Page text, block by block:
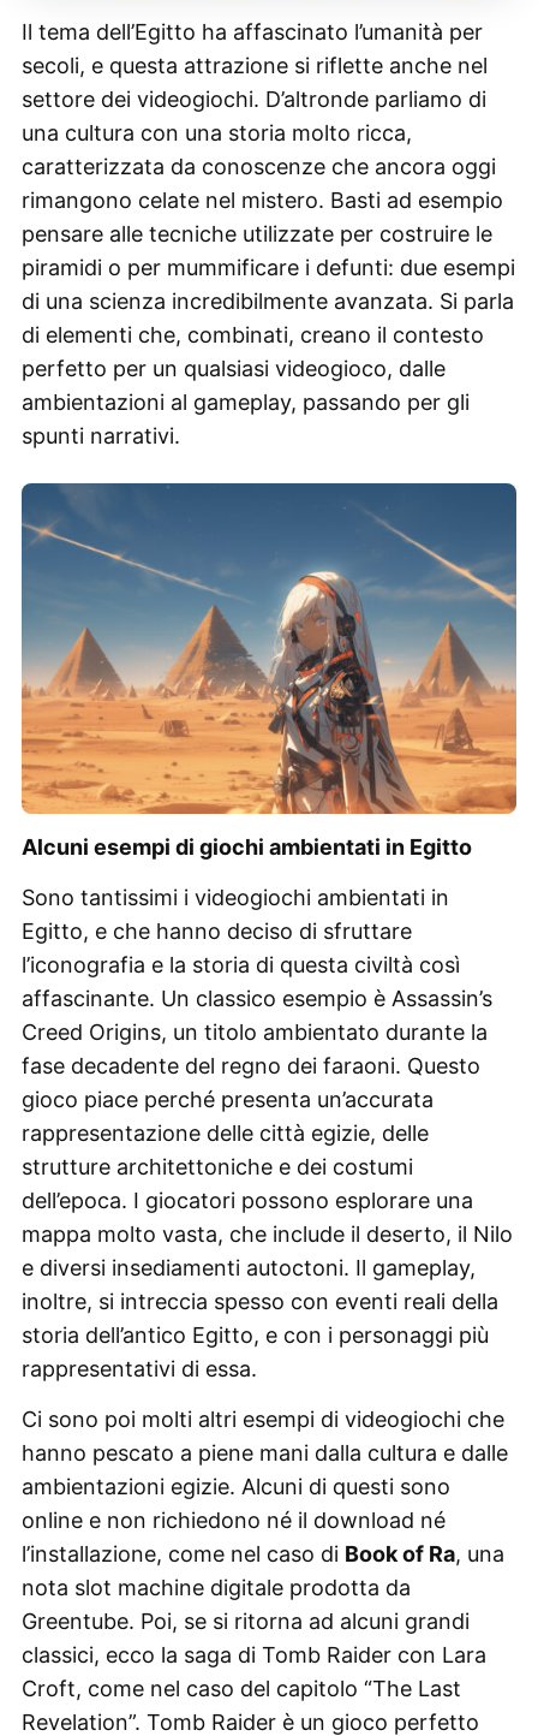
Il tema dell’Egitto ha affascinato l’umanità per
secoli, e questa attrazione si riflette anche nel
settore dei videogiochi. D’altronde parliamo di
una cultura con una storia molto ricca,
caratterizzata da conoscenze che ancora oggi
rimangono celate nel mistero. Basti ad esempio
pensare alle tecniche utilizzate per costruire le
piramidi o per mummificare i defunti: due esempi
di una scienza incredibilmente avanzata. Si parla
di elementi che, combinati, creano il contesto
perfetto per un qualsiasi videogioco, dalle
ambientazioni al gameplay, passando per gli
spunti narrativi.
Alcuni esempi di giochi ambientati in Egitto
Sono tantissimi i videogiochi ambientati in
Egitto, e che hanno deciso di sfruttare
l’iconografia e la storia di questa civiltà così
affascinante. Un classico esempio è Assassin’s
Creed Origins, un titolo ambientato durante la
fase decadente del regno dei faraoni. Questo
gioco piace perché presenta un’accurata
rappresentazione delle città egizie, delle
strutture architettoniche e dei costumi
dell’epoca. I giocatori possono esplorare una
mappa molto vasta, che include il deserto, il Nilo
e diversi insediamenti autoctoni. Il gameplay,
inoltre, si intreccia spesso con eventi reali della
storia dell’antico Egitto, e con i personaggi più
rappresentativi di essa.
Ci sono poi molti altri esempi di videogiochi che
hanno pescato a piene mani dalla cultura e dalle
ambientazioni egizie. Alcuni di questi sono
online e non richiedono né il download né
l’installazione, come nel caso di Book of Ra, una
nota slot machine digitale prodotta da
Greentube. Poi, se si ritorna ad alcuni grandi
classici, ecco la saga di Tomb Raider con Lara
Croft, come nel caso del capitolo “The Last
Revelation”. Tomb Raider è un gioco perfetto